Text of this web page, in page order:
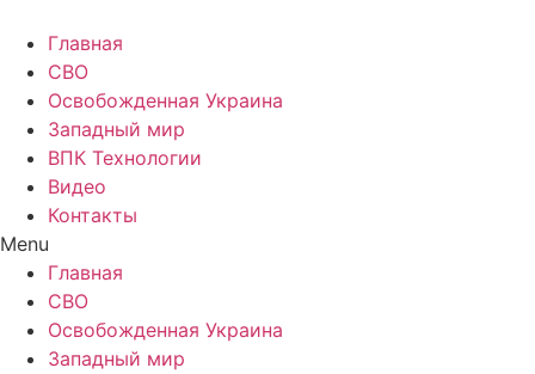
Главная
СВО
Освобожденная Украина
Западный мир
ВПК Технологии
Видео
Контакты
Menu
Главная
СВО
Освобожденная Украина
Западный мир